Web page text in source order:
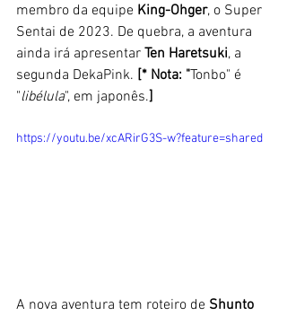
membro da equipe King-Ohger, o Super
Sentai de 2023. De quebra, a aventura
ainda irá apresentar Ten Haretsuki, a
segunda DekaPink. [* Nota: "Tonbo" é
"libélula", em japonês.]
https://youtu.be/xcARirG3S-w?feature=shared
A nova aventura tem roteiro de Shunto